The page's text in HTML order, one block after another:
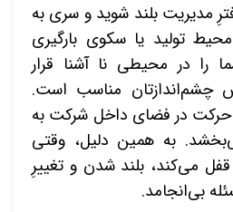
مدیریت بلند شوید و سری به
تولید یا سکوی بارگیری
را در محیطی نا آشنا قرار
چشم‌اندازتان مناسب است.
حرکت در فضای داخل شرکت به
به همین دلیل، وقتی
می‌کند، بلند شدن و تغییرِ
بی‌انجامد.